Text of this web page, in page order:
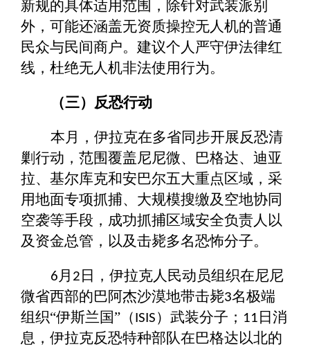
新规的具体适用范围，除针对武装派别
外，可能还涵盖无资质操控无人机的普通
民众与民间商户。建议个人严守伊法律红
线，杜绝无人机非法使用行为。
（三）反恐行动
本月，伊拉克在多省同步开展反恐清
剿行动，范围覆盖尼尼微、巴格达、迪亚
拉、基尔库克和安巴尔五大重点区域，采
用地面专项抓捕、大规模搜缴及空地协同
空袭等手段，成功抓捕区域安全负责人以
及资金总管，以及击毙多名恐怖分子。
6月 2 日，伊拉克人民动员组织在尼尼
微省西部的巴阿杰沙漠地带击毙3名极端
组织“伊斯兰国”（ ISIS）武装分子； 11 日消
息，伊拉克反恐特种部队在巴格达以北的